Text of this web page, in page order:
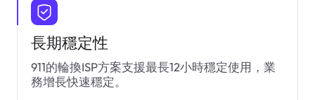
長期穩定性
911的輪換ISP方案支援最長12小時穩定使用，業
務增長快速穩定。